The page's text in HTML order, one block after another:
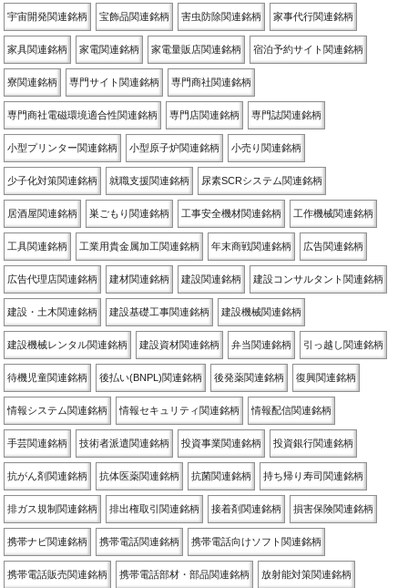
宇宙開発関連銘柄 宝飾品関連銘柄 害虫防除関連銘柄 家事代行関連銘柄
家具関連銘柄 家電関連銘柄 家電量販店関連銘柄 宿泊予約サイト関連銘柄
寮関連銘柄 専門サイト関連銘柄 専門商社関連銘柄
専門商社電磁環境適合性関連銘柄 専門店関連銘柄 専門誌関連銘柄
小型プリンター関連銘柄 小型原子炉関連銘柄 小売り関連銘柄
少子化対策関連銘柄 就職支援関連銘柄 尿素SCRシステム関連銘柄
居酒屋関連銘柄 巣ごもり関連銘柄 工事安全機材関連銘柄 工作機械関連銘柄
工具関連銘柄 工業用貴金属加工関連銘柄 年末商戦関連銘柄 広告関連銘柄
広告代理店関連銘柄 建材関連銘柄 建設関連銘柄 建設コンサルタント関連銘柄
建設・土木関連銘柄 建設基礎工事関連銘柄 建設機械関連銘柄
建設機械レンタル関連銘柄 建設資材関連銘柄 弁当関連銘柄 引っ越し関連銘柄
待機児童関連銘柄 後払い(BNPL)関連銘柄 後発薬関連銘柄 復興関連銘柄
情報システム関連銘柄 情報セキュリティ関連銘柄 情報配信関連銘柄
手芸関連銘柄 技術者派遣関連銘柄 投資事業関連銘柄 投資銀行関連銘柄
抗がん剤関連銘柄 抗体医薬関連銘柄 抗菌関連銘柄 持ち帰り寿司関連銘柄
排ガス規制関連銘柄 排出権取引関連銘柄 接着剤関連銘柄 損害保険関連銘柄
携帯ナビ関連銘柄 携帯電話関連銘柄 携帯電話向けソフト関連銘柄
携帯電話販売関連銘柄 携帯電話部材・部品関連銘柄 放射能対策関連銘柄